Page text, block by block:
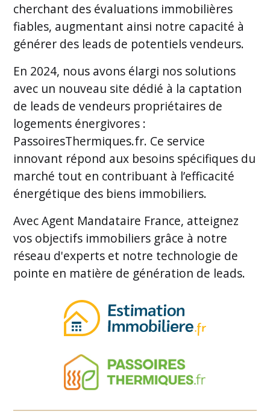
cherchant des évaluations immobilières
fiables, augmentant ainsi notre capacité à
générer des leads de potentiels vendeurs.
En 2024, nous avons élargi nos solutions
avec un nouveau site dédié à la captation
de leads de vendeurs propriétaires de
logements énergivores :
PassoiresThermiques.fr. Ce service
innovant répond aux besoins spécifiques du
marché tout en contribuant à l’efficacité
énergétique des biens immobiliers.
Avec Agent Mandataire France, atteignez
vos objectifs immobiliers grâce à notre
réseau d'experts et notre technologie de
pointe en matière de génération de leads.